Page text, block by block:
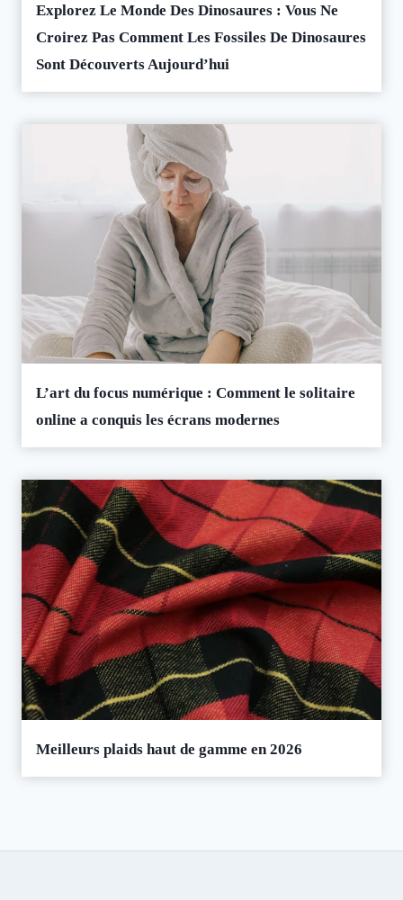
Explorez Le Monde Des Dinosaures : Vous Ne
Croirez Pas Comment Les Fossiles De Dinosaures
Sont Découverts Aujourd’hui
L’art du focus numérique : Comment le solitaire
online a conquis les écrans modernes
Meilleurs plaids haut de gamme en 2026